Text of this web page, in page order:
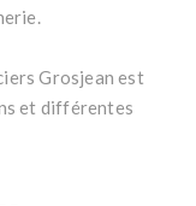
Grosjean est
et différentes